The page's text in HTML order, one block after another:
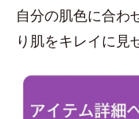
自分の肌色に合わ
り肌をキレイに見